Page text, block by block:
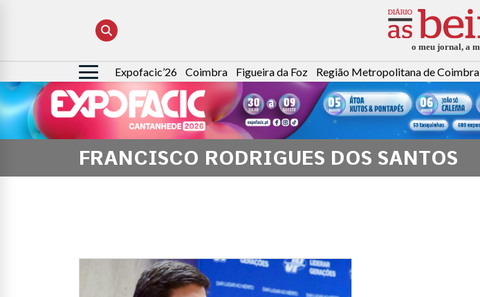
Pesquisar
por:
Expofacic’26 Coimbra Figueira da Foz Região Metropolitana de Coimbra
FRANCISCO RODRIGUES DOS SANTOS